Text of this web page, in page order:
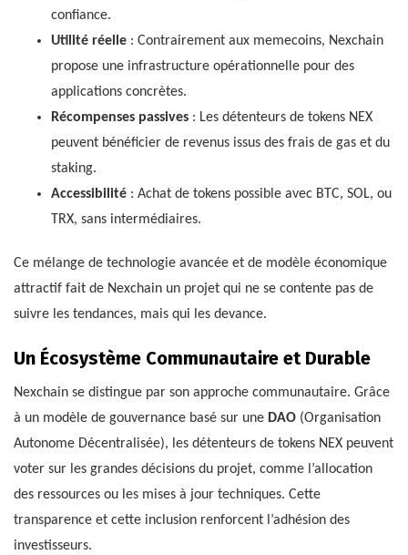
confiance.
Utilité réelle: Contrairement aux memecoins, Nexchain
propose une infrastructure opérationnelle pour des
applications concrètes.
Récompenses passives: Les détenteurs de tokens NEX
peuvent bénéficier de revenus issus des frais de gas et du
staking.
Accessibilité: Achat de tokens possible avec BTC, SOL, ou
TRX, sans intermédiaires.
Ce mélange de technologie avancée et de modèle économique
attractif fait de Nexchain un projet qui ne se contente pas de
suivre les tendances, mais qui les devance.
Un Écosystème Communautaire et Durable
Nexchain se distingue par son approche communautaire. Grâce
à un modèle de gouvernance basé sur une DAO (Organisation
Autonome Décentralisée), les détenteurs de tokens NEX peuvent
voter sur les grandes décisions du projet, comme l’allocation
des ressources ou les mises à jour techniques. Cette
transparence et cette inclusion renforcent l’adhésion des
investisseurs.